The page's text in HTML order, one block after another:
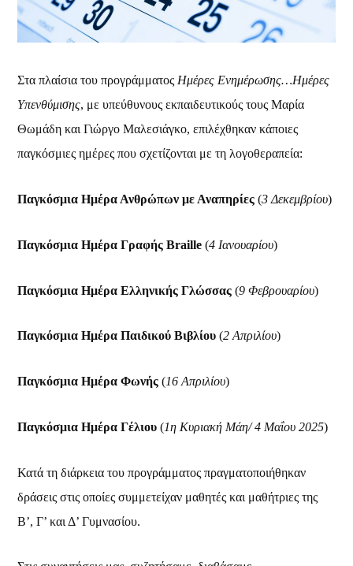
Στα πλαίσια του προγράμματος Ημέρες Ενημέρωσης…Ημέρες
Υπενθύμισης, με υπεύθυνους εκπαιδευτικούς τους Μαρία
Θωμάδη και Γιώργο Μαλεσιάγκο, επιλέχθηκαν κάποιες
παγκόσμιες ημέρες που σχετίζονται με τη λογοθεραπεία:
Παγκόσμια Ημέρα Ανθρώπων με Αναπηρίες (3 Δεκεμβρίου)
Παγκόσμια Ημέρα ΓραφήςBraille (4 Ιανουαρίου)
Παγκόσμια Ημέρα Ελληνικής Γλώσσας (9 Φεβρουαρίου)
Παγκόσμια Ημέρα Παιδικού Βιβλίου (2 Απριλίου)
Παγκόσμια Ημέρα Φωνής (16 Απριλίου)
Παγκόσμια Ημέρα Γέλιου (1η Κυριακή Μάη/ 4 Μαΐου 2025)
Κατά τη διάρκεια του προγράμματος πραγματοποιήθηκαν
δράσεις στις οποίες συμμετείχαν μαθητές και μαθήτριες της
Β’, Γ’ και Δ’ Γυμνασίου.